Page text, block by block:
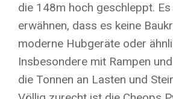
die 148m hoch geschleppt.
erwähnen, dass es keine
moderne Hubgeräte oder
Insbesondere mit Rampen
die Tonnen an Lasten und